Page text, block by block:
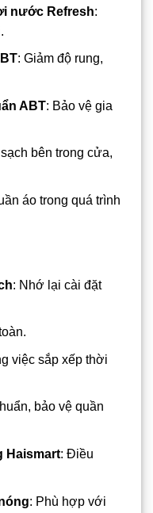
nước Refresh:
: Giảm độ rung,
ABT: Bảo vệ gia
bên trong cửa,
áo trong quá trình
: Nhớ lại cài đặt
việc sắp xếp thời
bảo vệ quần
Haismart: Điều
: Phù hợp với